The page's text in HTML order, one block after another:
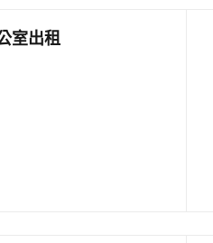
室出租